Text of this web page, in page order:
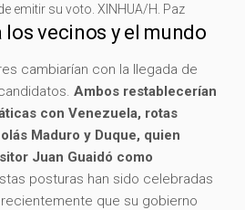
emitir su voto. XINHUA/H. Paz
vecinos y el mundo
cambiarían con la llegada de
Ambos restablecerían
con Venezuela, rotas
Maduro y Duque, quien
Juan Guaidó como
posturas han sido celebradas
que su gobierno